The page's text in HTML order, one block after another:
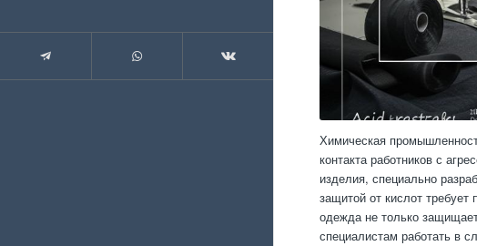
Химическая
контакта работников с
изделия, специально
защитой от кислот требует
одежда не только
специалистам работать в